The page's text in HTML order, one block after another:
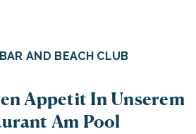
AND BEACH CLUB
Appetit In Unserem
Am Pool